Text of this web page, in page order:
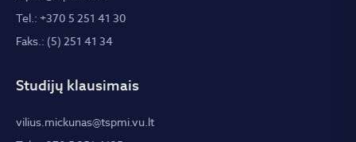
Tel.: +370 5 251 41 30
Faks.: (5) 251 41 34
Studijų klausimais
vilius.mickunas@tspmi.vu.lt